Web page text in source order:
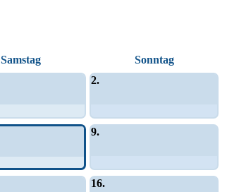
Samstag Sonntag
2.
9.
16.